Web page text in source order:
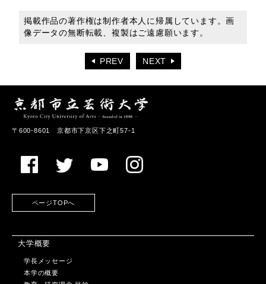
掲載作品の著作権は制作者本人に帰属しています。画
像データの無断転載、複製はご遠慮願います。
PREV NEXT
〒600-8601 京都市下京区下之町57-1
ページTOPへ
大学概要
学長メッセージ
本学の概要